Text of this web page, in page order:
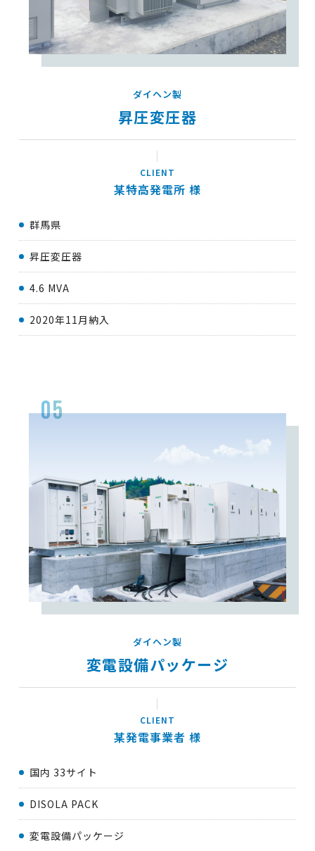
ダイヘン製
昇圧変圧器
某特高発電所
群馬県
昇圧変圧器
4.6 MVA
2020年11月納入
05
ダイヘン製
変電設備パッケージ
某発電事業者
国内 33サイト
DISOLA PACK
変電設備パッケージ